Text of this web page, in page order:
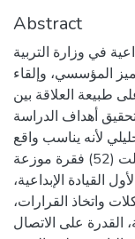
Abstract
في وزارة التربية
المؤسسي، وإلقاء
طبيعة العلاقة بين
أهداف الدراسة
لأنه يناسب واقع
الدراسة، وقام بتصميم وتطوير استبانة شملت (52) فقرة موزعة
القيادة الإبداعية،
واتخاذ القرارات،
القدرة على الاتصال